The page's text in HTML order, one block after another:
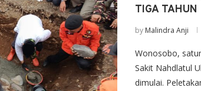
TIGA TAHUN
by Malindra Anji
Wonosobo,
Sakit Nahdlatul
dimulai.